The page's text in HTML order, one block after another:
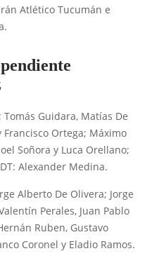
Atlético Tucumán e
Tomás Guidara, Matías De
Francisco Ortega; Máximo
Soñora y Luca Orellano;
Alexander Medina.
Alberto De Olivera; Jorge
Perales, Juan Pablo
Ruben, Gustavo
Coronel y Eladio Ramos.